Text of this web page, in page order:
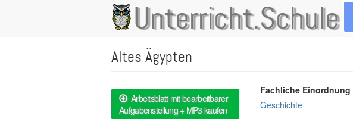
Unterricht.Schule
Main
navigation
Altes Ägypten
Arbeitsblatt mit bearbeitbarer
Aufgabenstellung + MP3 kaufen
Fachliche Einordnung
Geschichte